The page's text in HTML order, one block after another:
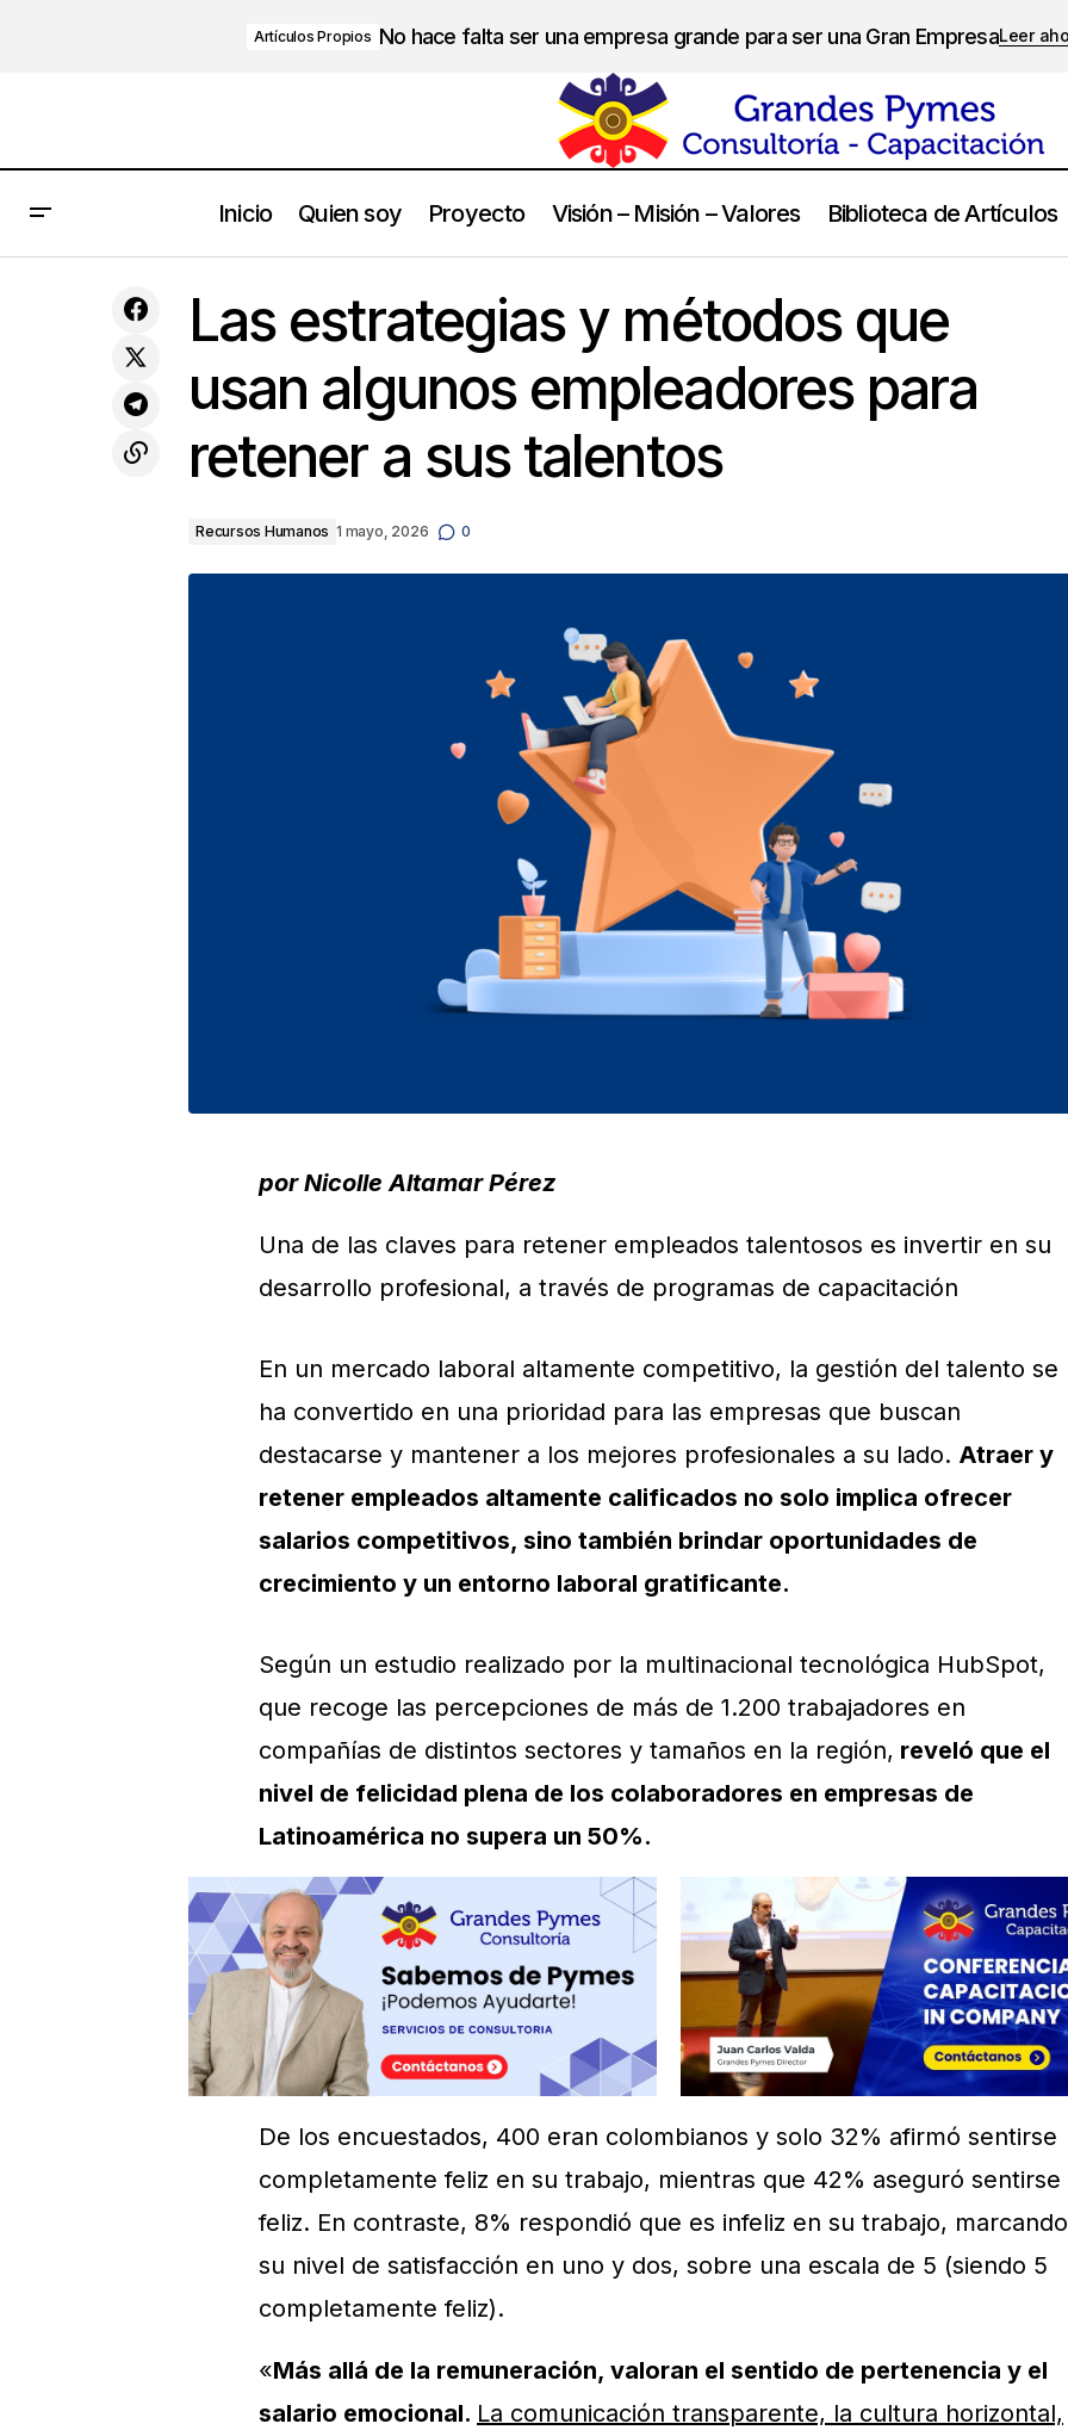
Artículos Propios No hace falta ser una empresa grande para ser una Gran EmpresaLeer
Inicio Quien soy Proyecto Visión – Misión – Valores Biblioteca de Artículos
Edwin Land
Humanos
talentos
Las estrategias y métodos que
usan algunos empleadores para
retener a sus talentos
Recursos Humanos 1 mayo, 2026 0
por Nicolle Altamar Pérez
Una de las claves para retener empleados talentosos es invertir en su
desarrollo profesional, a través de programas de capacitación
En un mercado laboral altamente competitivo, la gestión del talento se
ha convertido en una prioridad para las empresas que buscan
destacarse y mantener a los mejores profesionales a su lado. Atraer y
retener empleados altamente calificados no solo implica ofrecer
salarios competitivos, sino también brindar oportunidades de
crecimiento y un entorno laboral gratificante.
Según un estudio realizado por la multinacional tecnológica HubSpot,
que recoge las percepciones de más de 1.200 trabajadores en
compañías de distintos sectores y tamaños en la región, reveló que el
nivel de felicidad plena de los colaboradores en empresas de
Latinoamérica no supera un 50%.
De los encuestados, 400 eran colombianos y solo 32% afirmó sentirse
completamente feliz en su trabajo, mientras que 42% aseguró sentirse
feliz. En contraste, 8% respondió que es infeliz en su trabajo, marcando
su nivel de satisfacción en uno y dos, sobre una escala de 5 (siendo 5
completamente feliz).
«Más allá de la remuneración, valoran el sentido de pertenencia y el
salario emocional. La comunicación transparente, la cultura horizontal,